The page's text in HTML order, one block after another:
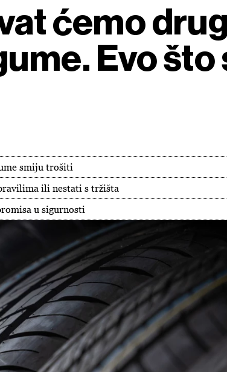
ćemo
Evo što
smiju trošiti
ili nestati s tržišta
u sigurnosti